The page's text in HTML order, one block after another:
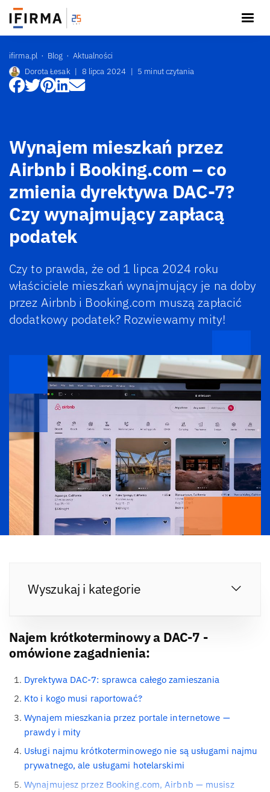
ifirma.pl Blog
Aktualności
Dorota Łesak | 8 lipca 2024 | 5 minut czytania
Wynajem mieszkań przez
Airbnb i Booking.com – co
zmienia dyrektywa DAC-7?
Czy wynajmujący zapłacą
podatek
Czy to prawda, że od 1 lipca 2024 roku
właściciele mieszkań wynajmujący je na doby
przez Airbnb i Booking.com muszą zapłacić
dodatkowy podatek? Rozwiewamy mity!
Wyszukaj i kategorie
Najem krótkoterminowy a DAC-7 -
omówione zagadnienia:
Dyrektywa DAC-7: sprawca całego zamieszania
Kto i kogo musi raportować?
Wynajem mieszkania przez portale internetowe —
prawdy i mity
Usługi najmu krótkoterminowego nie są usługami najmu
prywatnego, ale usługami hotelarskimi
Wynajmujesz przez Booking.com, Airbnb — musisz